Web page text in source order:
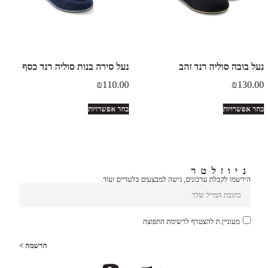
נעל בובה סוליה רנד זהב
₪130.00
בחר אפשרויות
נעל סירה בנות סוליה רנד כסף
₪110.00
בחר אפשרויות
ניוזלטר
הירשמו לקבלת עדכונים, גישה למבצעים בלעדיים ועוד.
מעוניין.ת להצטרף לרשימת התפוצה
הרשמה >